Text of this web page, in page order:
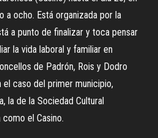
a ocho. Está organizada por la
a punto de finalizar y toca pensar
la vida laboral y familiar en
de Padrón, Rois y Dodro
el caso del primer municipio,
la de la Sociedad Cultural
el Casino.